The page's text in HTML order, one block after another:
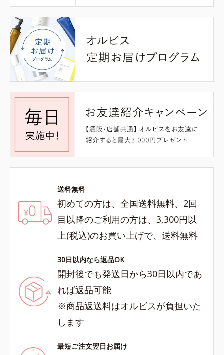
送料無料
初めての方は、全国送料無料、2回
目以降のご利用の方は、3,300円以
上(税込)のお買い上げで、送料無料
30日以内なら返品OK
開封後でも発送日から30日以内であ
れば返品可能
※商品返送料はオルビスが負担いた
します
最短ご注文翌日お届け